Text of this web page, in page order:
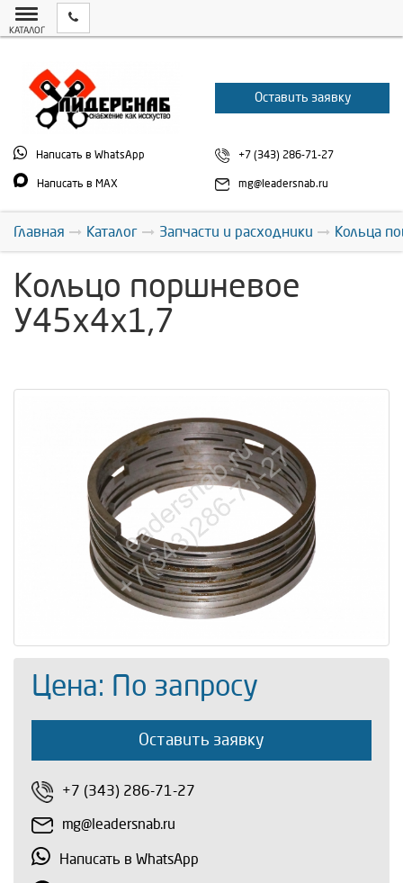
КАТАЛОГ
Оставить заявку
Написать в WhatsApp
Написать в MAX
+7 (343) 286-71-27
mg@leadersnab.ru
Главная Каталог Запчасти и расходники Кольца
Кольцо поршневое
У45х4х1,7
Цена: По запросу
Оставить заявку
+7 (343) 286-71-27
mg@leadersnab.ru
Написать в WhatsApp